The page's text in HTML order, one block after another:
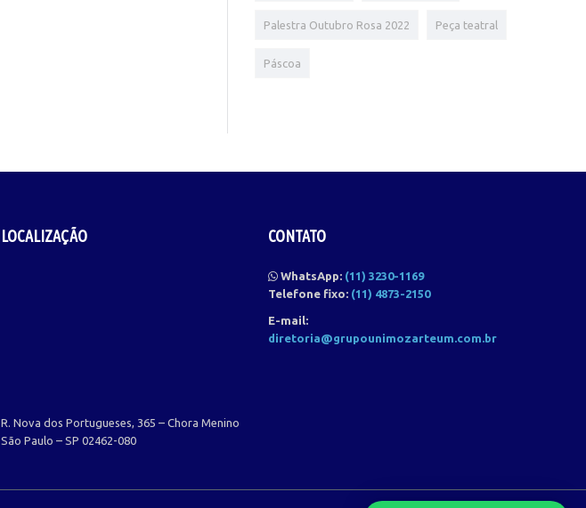
Palestra Outubro Rosa 2022 Peça teatral
Páscoa
LOCALIZAÇÃO
R. Nova dos Portugueses, 365 – Chora Menino
São Paulo – SP 02462-080
CONTATO
WhatsApp: (11) 3230-1169
Telefone fixo: (11) 4873-2150
E-mail:
diretoria@grupounimozarteum.com.br